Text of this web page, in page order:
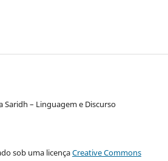
Saridh – Linguagem e Discurso
sob uma licençaCreative Commons